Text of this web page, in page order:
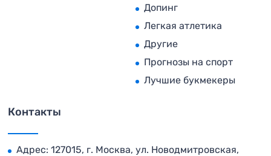
Допинг
Легкая атлетика
Другие
Прогнозы на спорт
Лучшие букмекеры
Контакты
Адрес: 127015, г. Москва, ул. Новодмитровская,